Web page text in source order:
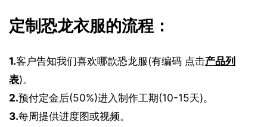
定制恐龙衣服的流程：
1.客户告知我们喜欢哪款恐龙服(有编码 点击产品列
表)。
2.预付定金后(50%)进入制作工期(10-15天)。
3.每周提供进度图或视频。